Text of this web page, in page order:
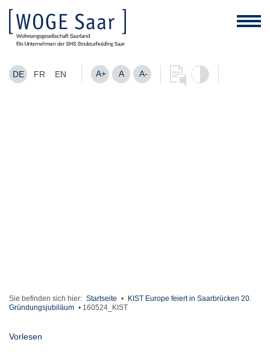
DE FR EN A+ A A-
Sie befinden sich hier: Startseite •
KIST Europe feiert in Saarbrücken 20.
Gründungsjubiläum • 160524_KIST
Vorlesen